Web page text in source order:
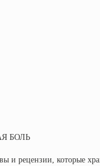
БОЛЬ
и рецензии, которые